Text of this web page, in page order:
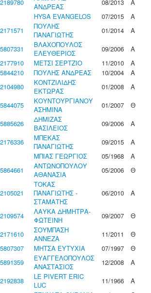
ΑΝΔΡΕΑΣ
08/2013
Α
HYSA EVANGELOS 07/2015
Α
ΠΟΥΛΗΣ
ΠΑΝΑΓΙΩΤΗΣ
01/2014
Α
ΒΛΑΧΟΠΟΥΛΟΣ
ΕΛΕΥΘΕΡΙΟΣ
09/2006
Α
ΜΕΤΣΙ ΣΕΡΤΖΙΟ 11/2010
Α
ΠΟΥΛΗΣ ΑΝΔΡΕΑΣ 10/2004
Α
ΚΟΝΤΖΙΛΙΔΗΣ
ΕΚΤΩΡΑΣ
01/2008
Α
ΚΟΥΝΤΟΥΡΓΙΑΝΟΥ
ΑΣΗΜΙΝΑ
01/2007
Θ
ΔΗΜΙΖΑΣ
ΒΑΣΙΛΕΙΟΣ
09/2006
Α
ΜΠΕΚΑΣ
ΠΑΝΑΓΙΩΤΗΣ
09/2015
Α
ΜΠΙΑΣ ΓΕΩΡΓΙΟΣ 05/1968
Α
ΑΝΤΩΝΟΠΟΥΛΟΥ
ΑΘΑΝΑΣΙΑ
05/2006 Θ
ΤΟΚΑΣ
ΠΑΝΑΓΙΩΤΗΣ -
ΣΤΑΜΑΤΗΣ
06/2010 Α
ΛΑΥΚΑ ΔΗΜΗΤΡΑ-
ΦΩΤΕΙΝΗ
09/2007
Θ
ΣΟΥΜΠΑΣΗ
ΑΝΝΕΖΑ
11/2011
Θ
ΜΗΤΣΑ ΕΥΤΥΧΙΑ 07/1997
Θ
ΕΥΑΓΓΕΛΟΠΟΥΛΟΣ
ΑΝΑΣΤΑΣΙΟΣ
12/2008
Α
LE PIVERT ERIC
LUC
11/1966
Α